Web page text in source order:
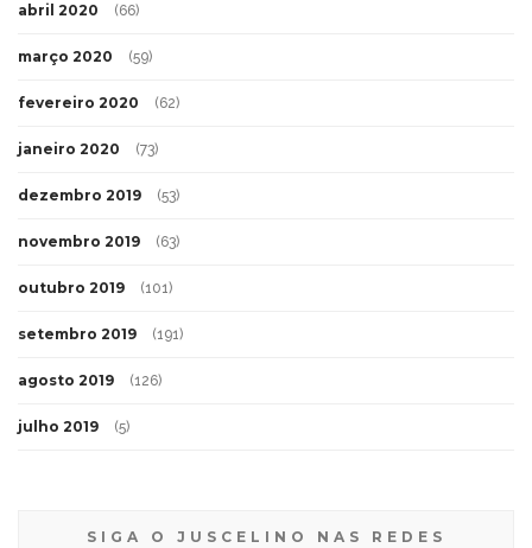
abril 2020 (66)
março 2020 (59)
fevereiro 2020 (62)
janeiro 2020 (73)
dezembro 2019 (53)
novembro 2019 (63)
outubro 2019 (101)
setembro 2019 (191)
agosto 2019 (126)
julho 2019 (5)
SIGA O JUSCELINO NAS REDES